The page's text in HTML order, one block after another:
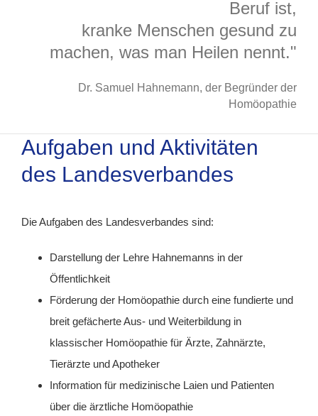
Beruf ist,
kranke Menschen gesund zu
machen, was man Heilen nennt."
Dr. Samuel Hahnemann, der Begründer der
Homöopathie
Aufgaben und Aktivitäten
des Landesverbandes
Die Aufgaben des Landesverbandes sind:
Darstellung der Lehre Hahnemanns in der
Öffentlichkeit
Förderung der Homöopathie durch eine fundierte und
breit gefächerte Aus- und Weiterbildung in
klassischer Homöopathie für Ärzte, Zahnärzte,
Tierärzte und Apotheker
Information für medizinische Laien und Patienten
über die ärztliche Homöopathie